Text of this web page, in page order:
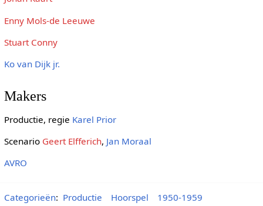
Enny Mols-de Leeuwe
Stuart Conny
Ko van Dijk jr.
Makers
Productie, regie Karel Prior
Scenario Geert Elfferich, Jan Moraal
AVRO
Categorieën: Productie Hoorspel
1950-1959